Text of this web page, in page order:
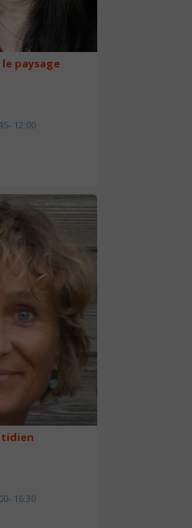
paysage
12:00
16:30